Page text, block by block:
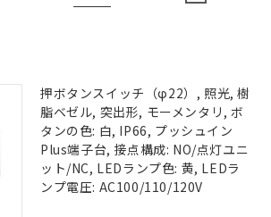
押ボタンスイッチ（φ22）, 照光, 樹
脂ベゼル, 突出形, モーメンタリ, ボ
タンの色: 白, IP66, プッシュイン
Plus端子台, 接点構成: NO/点灯ユニ
ット/NC, LEDランプ色: 黄, LEDラ
ンプ電圧: AC100/110/120V